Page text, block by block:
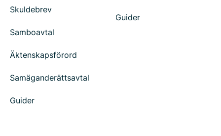
Skuldebrev
Samboavtal
Äktenskapsförord
Samäganderättsavtal
Guider
Guider